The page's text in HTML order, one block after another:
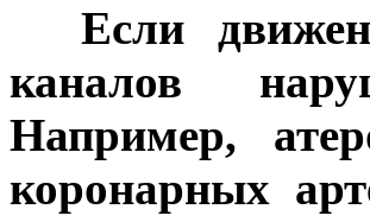
Если
каналов
Например,
коронарных